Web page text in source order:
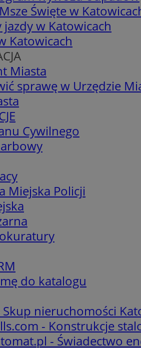
Święte w
jazdy w Katowicach
Katowicach
Miasta
sprawę w Urzędzie
Cywilnego
Miejska Policji
do katalogu
Skup nieruchomości
- Konstrukcje
- Świadectwo